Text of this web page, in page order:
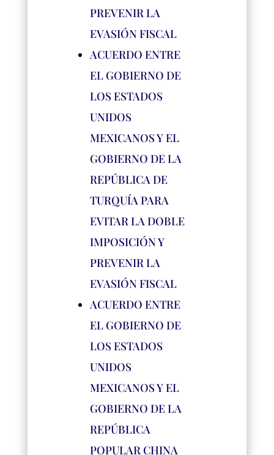
PREVENIRLA
EVASIÓN FISCAL
ACUERDO ENTRE
EL GOBIERNO DE
LOS ESTADOS
UNIDOS
MEXICANOS Y EL
GOBIERNO DE LA
REPÚBLICA DE
TURQUÍA PARA
EVITAR LA DOBLE
IMPOSICIÓN Y
PREVENIR LA
EVASIÓN FISCAL
ACUERDO ENTRE
EL GOBIERNO DE
LOS ESTADOS
UNIDOS
MEXICANOS Y EL
GOBIERNO DE LA
REPÚBLICA
POPULAR CHINA